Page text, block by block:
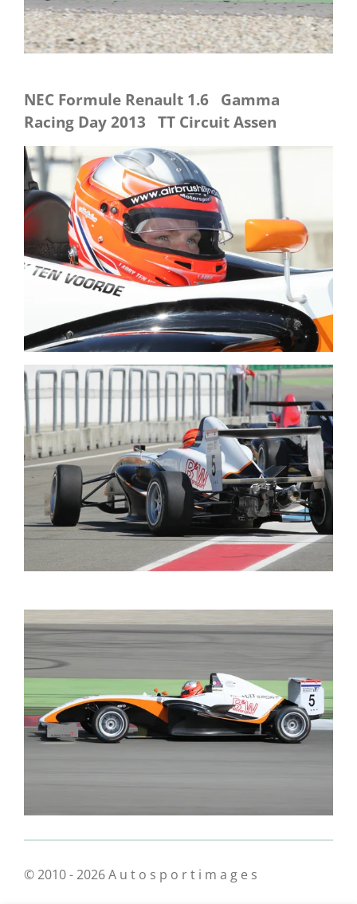
NEC Formule Renault 1.6 Gamma
Racing Day 2013 TT Circuit Assen
© 2010 - 2026 A u t o s p o r t i m a g e s